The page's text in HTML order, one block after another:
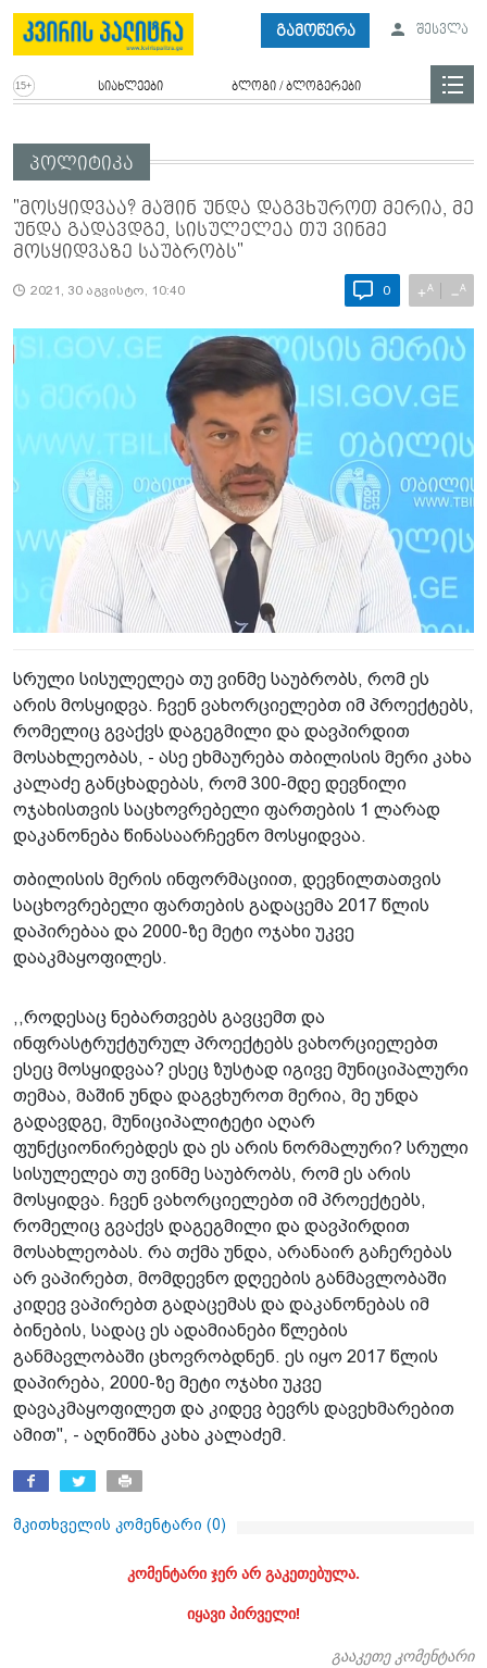
გამოწერა შესვლა
სიახლეები ბლოგი / ბლოგერები
პოლიტიკა
"მოსყიდვაა? მაშინ უნდა დაგვხუროთ მერია, მე
უნდა გადავდგე, სისულელეა თუ ვინმე
მოსყიდვაზე საუბრობს"
2021, 30 აგვისტო, 10:40 0 +A −A
სრული სისულელეა თუ ვინმე საუბრობს, რომ ეს
არის მოსყიდვა. ჩვენ ვახორციელებთ იმ პროექტებს,
რომელიც გვაქვს დაგეგმილი და დავპირდით
მოსახლეობას, - ასე ეხმაურება თბილისის მერი კახა
კალაძე განცხადებას, რომ 300-მდე დევნილი
ოჯახისთვის საცხოვრებელი ფართების 1 ლარად
დაკანონება წინასაარჩევნო მოსყიდვაა.
თბილისის მერის ინფორმაციით, დევნილთათვის
საცხოვრებელი ფართების გადაცემა 2017 წლის
დაპირებაა და 2000-ზე მეტი ოჯახი უკვე
დააკმაყოფილეს.
,,როდესაც ნებართვებს გავცემთ და
ინფრასტრუქტურულ პროექტებს ვახორციელებთ
ესეც მოსყიდვაა? ესეც ზუსტად იგივე მუნიციპალური
თემაა, მაშინ უნდა დაგვხუროთ მერია, მე უნდა
გადავდგე, მუნიციპალიტეტი აღარ
ფუნქციონირებდეს და ეს არის ნორმალური? სრული
სისულელეა თუ ვინმე საუბრობს, რომ ეს არის
მოსყიდვა. ჩვენ ვახორციელებთ იმ პროექტებს,
რომელიც გვაქვს დაგეგმილი და დავპირდით
მოსახლეობას. რა თქმა უნდა, არანაირ გაჩერებას
არ ვაპირებთ, მომდევნო დღეების განმავლობაში
კიდევ ვაპირებთ გადაცემას და დაკანონებას იმ
ბინების, სადაც ეს ადამიანები წლების
განმავლობაში ცხოვრობდნენ. ეს იყო 2017 წლის
დაპირება, 2000-ზე მეტი ოჯახი უკვე
დავაკმაყოფილეთ და კიდევ ბევრს დავეხმარებით
ამით", - აღნიშნა კახა კალაძემ.
მკითხველის კომენტარი (0)
კომენტარი ჯერ არ გაკეთებულა.
იყავი პირველი!
გააკეთე კომენტარი